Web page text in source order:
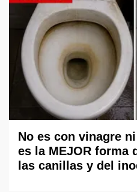
No es con vinagre
es la MEJOR forma
las canillas y del